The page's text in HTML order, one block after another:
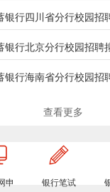
银行四川省分行校园招
银行北京分行校园招
银行海南省分行校园招
银行河南省分行关于
年校园招聘拟录用人
查看更多
申 银行笔试